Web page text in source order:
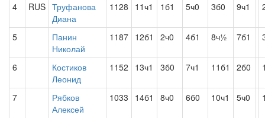
4 RUS Труфанова
Диана
1128 11ч1 1б1 5ч0 3б0 9ч1
5
Панин
Николай
1187 12б1 2ч0 4б1 8ч½ 7б1
6
Костиков
Леонид
1152 13ч1 3б0 7ч1 11б1 2б0
7
Рябков
Алексей
1033 14б1 8ч0 6б0 10ч1 5ч0